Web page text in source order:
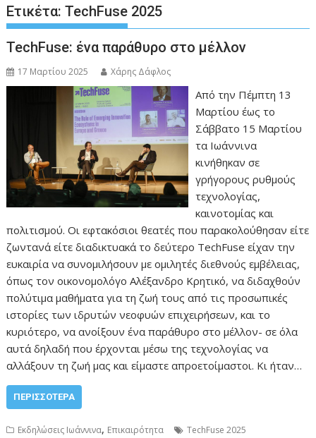
Ετικέτα:TechFuse 2025
TechFuse: ένα παράθυρο στο μέλλον
17 Μαρτίου 2025 Χάρης Δάφλος
Aπό την Πέμπτη 13
Μαρτίου έως το
Σάββατο 15 Μαρτίου
τα Ιωάννινα
κινήθηκαν σε
γρήγορους ρυθμούς
τεχνολογίας,
καινοτομίας και
πολιτισμού. Οι εφτακόσιοι θεατές που παρακολούθησαν είτε
ζωντανά είτε διαδικτυακά το δεύτερο TechFuse είχαν την
ευκαιρία να συνομιλήσουν με ομιλητές διεθνούς εμβέλειας,
όπως τον οικονομολόγο Αλέξανδρο Κρητικό, να διδαχθούν
πολύτιμα μαθήματα για τη ζωή τους από τις προσωπικές
ιστορίες των ιδρυτών νεοφυών επιχειρήσεων, και το
κυριότερο, να ανοίξουν ένα παράθυρο στο μέλλον- σε όλα
αυτά δηλαδή που έρχονται μέσω της τεχνολογίας να
αλλάξουν τη ζωή μας και είμαστε απροετοίμαστοι. Κι ήταν…
ΠΕΡΙΣΣΌΤΕΡΑ
Εκδηλώσεις Ιωάννινα, Επικαιρότητα TechFuse 2025